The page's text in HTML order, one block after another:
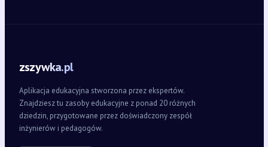
zszywka.pl
Aplikacja edukacyjna stworzona przez ekspertów.
Znajdziesz tu zasoby edukacyjne z ponad 20 różnych
dziedzin, przygotowane przez doświadczony zespół
inżynierów i pedagogów.